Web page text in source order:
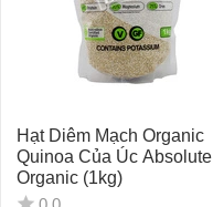
Hạt Diêm Mạch Organic
Quinoa Của Úc Absolute
Organic (1kg)